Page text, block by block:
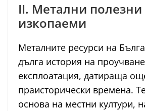
II. Метални полезни
изкопаеми
Металните ресурси на
дълга история на
експлоатация, датираща
праисторически времена.
основа на местни култури,